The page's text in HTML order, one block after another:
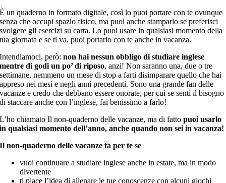
È un quaderno in formato digitale, così lo puoi portare con te ovunque
senza che occupi spazio fisico, ma puoi anche stamparlo se preferisci
svolgere gli esercizi su carta. Lo puoi usare in qualsiasi momento della
tua giornata e se ti va, puoi portarlo con te anche in vacanza.
Intendiamoci, però:non hai nessun obbligo di studiare inglese
mentre di godi un po’ di riposo, anzi! Non saranno una, due o tre
settimane, nemmeno un mese di stop a farti disimparare quello che hai
appreso nei mesi e negli anni precedenti. Sono una grande fan delle
vacanze e credo che debbano essere onorate, per cui se senti il bisogno
di staccare anche con l’inglese, fai benissimo a farlo!
L’ho chiamato Il non-quaderno delle vacanze, ma di fattopuoi usarlo
in qualsiasi momento dell’anno, anche quando non sei in vacanza!
Il non-quaderno delle vacanze fa per te se
vuoi continuare a studiare inglese anche in estate, ma in modo
divertente
ti piace l’idea di allenare le tue conoscenze con alcuni giochi